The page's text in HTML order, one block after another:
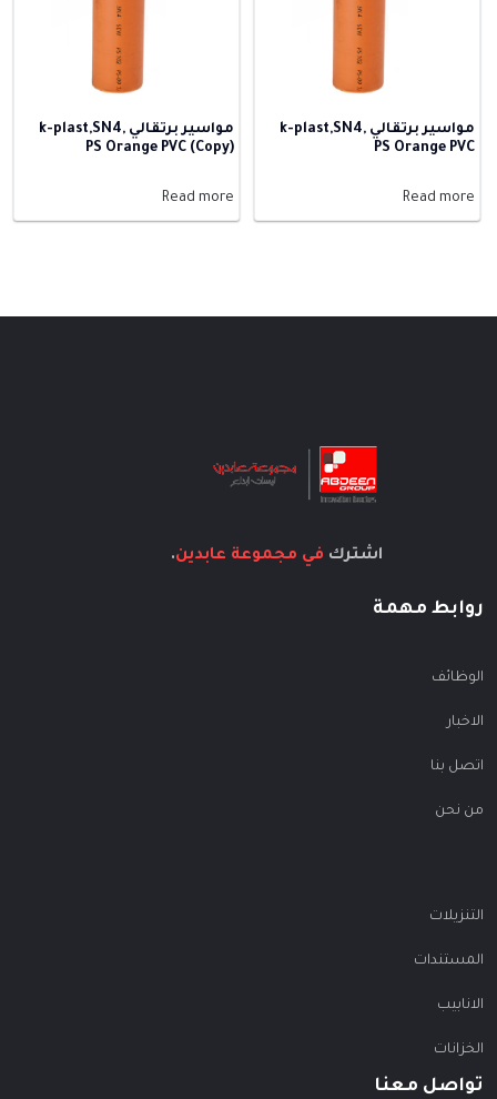
مواسير برتقالي k-plast,SN4,
PS Orange PVC
Read more
مواسير برتقالي k-plast,SN4,
PS Orange PVC (Copy)
Read more
اشترك في مجموعة عابدين.
روابط مهمة
الوظائف
الاخبار
اتصل بنا
من نحن
التنزيلات
المستندات
الانابيب
الخزانات
تواصل معنا